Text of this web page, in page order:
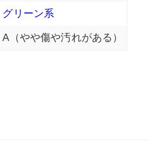
グリーン系
A（やや傷や汚れがある）